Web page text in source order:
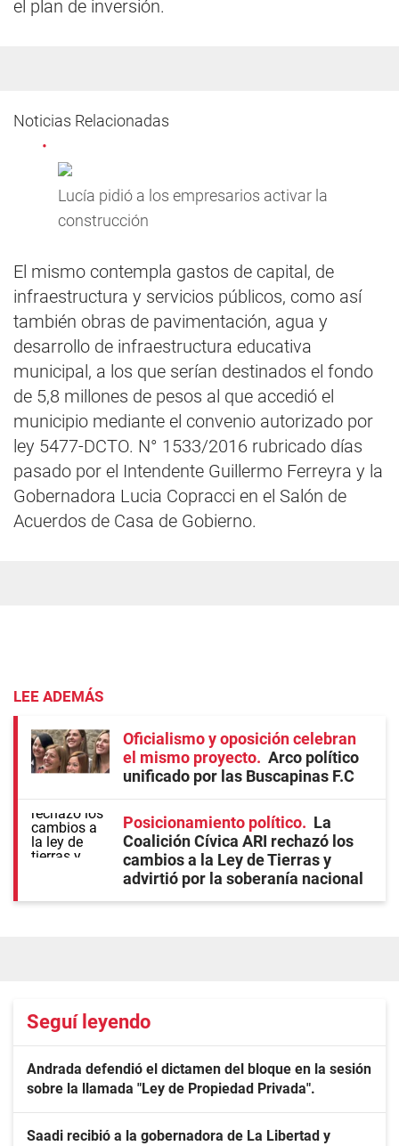
el plan de inversión.
Noticias Relacionadas
Lucía pidió a los empresarios activar la
construcción
El mismo contempla gastos de capital, de
infraestructura y servicios públicos, como así
también obras de pavimentación, agua y
desarrollo de infraestructura educativa
municipal, a los que serían destinados el fondo
de 5,8 millones de pesos al que accedió el
municipio mediante el convenio autorizado por
ley 5477-DCTO. N° 1533/2016 rubricado días
pasado por el Intendente Guillermo Ferreyra y la
Gobernadora Lucia Copracci en el Salón de
Acuerdos de Casa de Gobierno.
LEE ADEMÁS
Oficialismo y oposición celebran
el mismo proyecto
Arco político
unificado por las Buscapinas F.C
Posicionamiento político
La
Coalición Cívica ARI rechazó los
cambios a la Ley de Tierras y
advirtió por la soberanía nacional
Seguí leyendo
Andrada defendió el dictamen del bloque en la sesión
sobre la llamada "Ley de Propiedad Privada".
Saadi recibió a la gobernadora de La Libertad y